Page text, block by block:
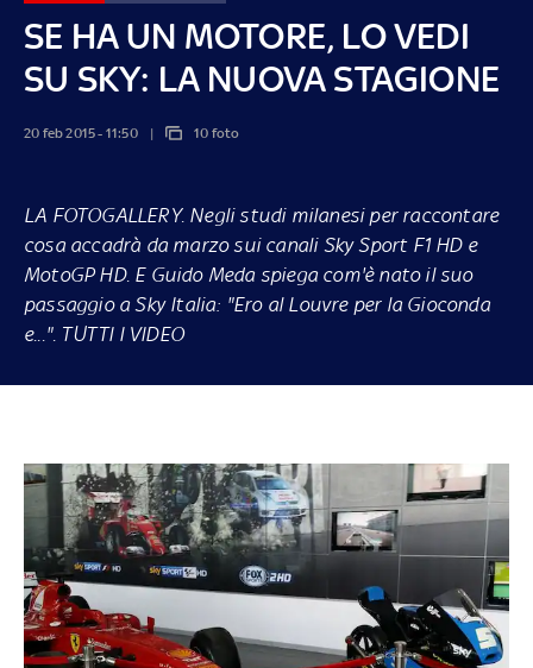
SE HA UN MOTORE, LO VEDI
SU SKY: LA NUOVA STAGIONE
20 feb 2015 - 11:50 10 foto
LA FOTOGALLERY. Negli studi milanesi per raccontare
cosa accadrà da marzo sui canali Sky Sport F1 HD e
MotoGP HD. E Guido Meda spiega com'è nato il suo
passaggio a Sky Italia: "Ero al Louvre per la Gioconda
e...". TUTTI I VIDEO